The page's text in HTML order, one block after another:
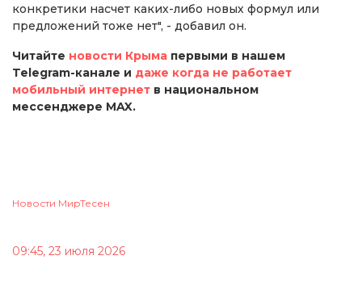
конкретики насчет каких-либо новых формул или
предложений тоже нет", - добавил он.
Читайте новости Крыма первыми в нашем
Telegram-канале и даже когда не работает
мобильный интернет в национальном
мессенджере MAX.
Новости МирТесен
09:45, 23 июля 2026